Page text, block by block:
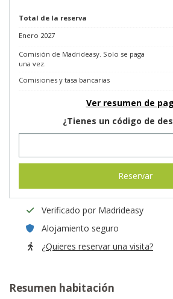
Total de la reserva
Enero 2027
Comisión de Madrideasy. Solo se paga
una vez.
Comisiones y tasa bancarias
Ver resumen de
¿Tienes un código de
Reservar
Verificado por Madrideasy
Alojamiento seguro
¿Quieres reservar una visita?
Resumen habitación